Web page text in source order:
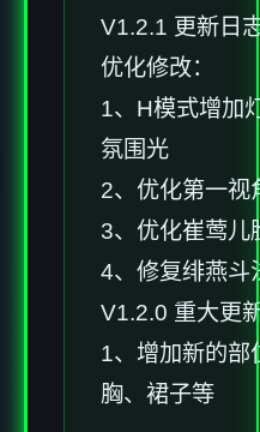
V1.2.1 更新日
优化修改：
1、H模式增加
氛围光
2、优化第一视
3、优化崔莺儿
4、修复绯燕斗
V1.2.0 重大更
1、增加新的部
胸、裙子等